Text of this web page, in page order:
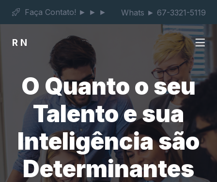
Faça Contato! ► ► ► Whats ► 67-3321-5119
RN
O Quanto o seu
Talento e sua
Inteligência são
Determinantes